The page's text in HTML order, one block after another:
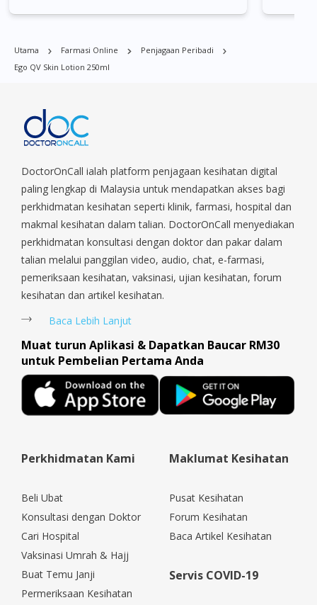
Village, Clementi Park, Dairy Farm, Eunos, East Coast, Farrer
Park, Geylang, Hougang, Harbourfront, Holland, Jurong, Jurong
Orchard, Pasir Ris, Punggol, Potong Pasir, Paya Lebar,
Queenstown, Raffles Place, Rochor, River Valley, Sembawang,
Payoh, Tanjong Pagar, Telok Blangah, Tanglin, Thomson, Tuas,
Tengah, Upper East Coast, Upper Bukit Timah, Upper Thomson,
Woodlands, West Coast, Yishun, Yio Chu Kang.
Utama Farmasi Online
Penjagaan Peribadi
Ego QV Skin Lotion 250ml
DoctorOnCall ialah platform penjagaan kesihatan digital
paling lengkap di Malaysia untuk mendapatkan akses bagi
perkhidmatan kesihatan seperti klinik, farmasi, hospital dan
makmal kesihatan dalam talian. DoctorOnCall menyediakan
perkhidmatan konsultasi dengan doktor dan pakar dalam
talian melalui panggilan video, audio, chat, e-farmasi,
pemeriksaan kesihatan, vaksinasi, ujian kesihatan, forum
kesihatan dan artikel kesihatan.
Baca Lebih Lanjut
Muat turun Aplikasi & Dapatkan Baucar RM30
untuk Pembelian Pertama Anda
Perkhidmatan Kami
Beli Ubat
Konsultasi dengan Doktor
Cari Hospital
Vaksinasi Umrah & Hajj
Buat Temu Janji
Permeriksaan Kesihatan
Maklumat Kesihatan
Pusat Kesihatan
Forum Kesihatan
Baca Artikel Kesihatan
Servis COVID-19